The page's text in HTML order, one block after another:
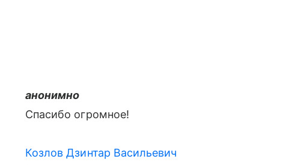
анонимно
Спасибо огромное!
Козлов Дзинтар Васильевич